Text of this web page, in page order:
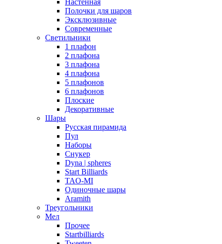
Настенная
Полочки для шаров
Эксклюзивные
Современные
Светильники
1 плафон
2 плафона
3 плафона
4 плафона
5 плафонов
6 плафонов
Плоские
Декоративные
Шары
Русская пирамида
Пул
Наборы
Снукер
Dyna | spheres
Start Billiards
TAO-MI
Одиночные шары
Aramith
Треугольники
Мел
Прочее
Startbilliards